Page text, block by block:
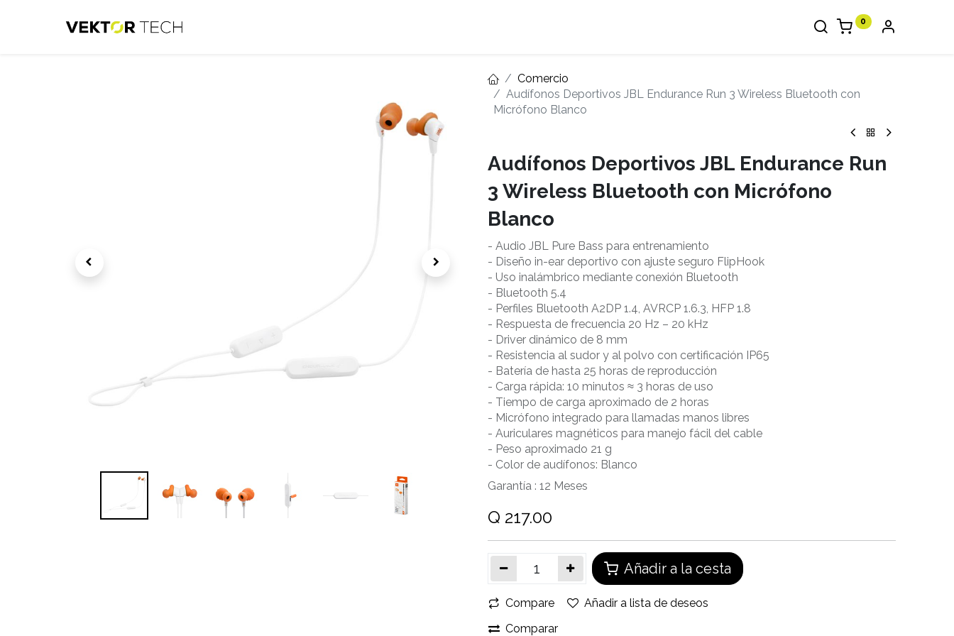
0
Comercio
Audífonos Deportivos JBL Endurance Run 3 Wireless Bluetooth con
Micrófono Blanco
Audífonos Deportivos JBL Endurance Run
3 Wireless Bluetooth con Micrófono
Blanco
- Audio JBL Pure Bass para entrenamiento
​- Diseño in-ear deportivo con ajuste seguro FlipHook
​- Uso inalámbrico mediante conexión Bluetooth
​- Bluetooth 5.4
​- Perfiles Bluetooth A2DP 1.4, AVRCP 1.6.3, HFP 1.8
​- Respuesta de frecuencia 20 Hz – 20 kHz
​- Driver dinámico de 8 mm
- Resistencia al sudor y al polvo con certificación IP65
​- Batería de hasta 25 horas de reproducción
​- Carga rápida: 10 minutos ≈ 3 horas de uso
​- Tiempo de carga aproximado de 2 horas
​- Micrófono integrado para llamadas manos libres
​- Auriculares magnéticos para manejo fácil del cable
​- Peso aproximado 21 g
- Color de audífonos: Blanco
Garantía : 12 Meses
Q 217.00
Añadir a la cesta
Compare
Añadir a lista de deseos
Comparar